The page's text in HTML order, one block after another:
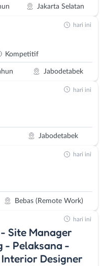
Jakarta Selatan
Kompetitif
Jabodetabek
hari ini
Jabodetabek
hari ini
Bebas (Remote Work)
hari ini
Site Manager
- Pelaksana -
Designer
hari ini